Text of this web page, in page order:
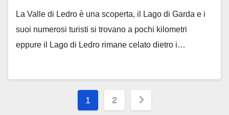
La Valle di Ledro è una scoperta, il Lago di Garda e i
suoi numerosi turisti si trovano a pochi kilometri
eppure il Lago di Ledro rimane celato dietro i…
Paginazione
1 2